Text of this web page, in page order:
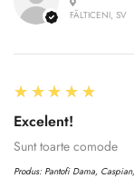
FĂLTICENI, SV
5
★★★★★
Excelent!
Sunt toarte comode
Produs: Pantofi Dama,
Are